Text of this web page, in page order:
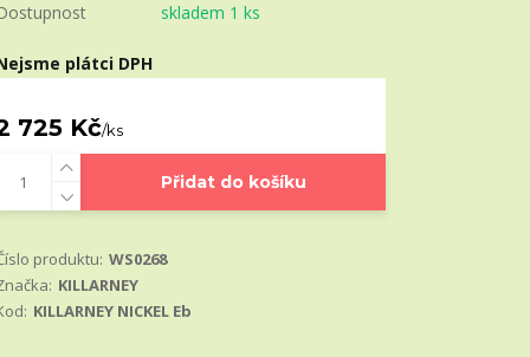
skladem 1 ks
plátci DPH
725 Kč/ks
Přidat do košíku
produktu: WS0268
KILLARNEY
KILLARNEY NICKEL Eb